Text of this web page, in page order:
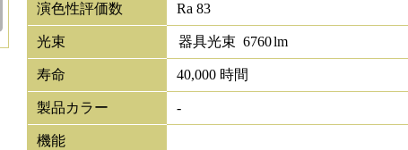
演色性評価数 Ra 83
光束 器具光束 6760lm
寿命 40,000 時間
製品カラー -
機能